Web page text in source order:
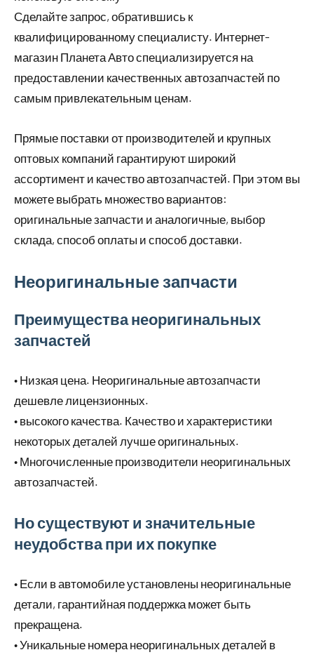
Сделайте запрос, обратившись к
квалифицированному специалисту. Интернет-
магазин Планета Авто специализируется на
предоставлении качественных автозапчастей по
самым привлекательным ценам.
Прямые поставки от производителей и крупных
оптовых компаний гарантируют широкий
ассортимент и качество автозапчастей. При этом вы
можете выбрать множество вариантов:
оригинальные запчасти и аналогичные, выбор
склада, способ оплаты и способ доставки.
Неоригинальные запчасти
Преимущества неоригинальных
запчастей
• Низкая цена. Неоригинальные автозапчасти
дешевле лицензионных.
• высокого качества. Качество и характеристики
некоторых деталей лучше оригинальных.
• Многочисленные производители неоригинальных
автозапчастей.
Но существуют и значительные
неудобства при их покупке
• Если в автомобиле установлены неоригинальные
детали, гарантийная поддержка может быть
прекращена.
• Уникальные номера неоригинальных деталей в